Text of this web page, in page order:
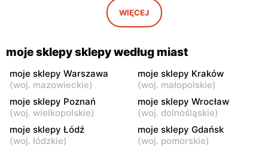
Iwaniska, ul. Ujazdowska 5 Bogoria, ul. Rynek 30
Gorzyce, ul. Szkolna 44 Grębów, ul. Wydrza 180
moje sklepy
Jadachy, ul. Jadachy 111
moje sklepy
Jeżowe, ul. Zalesie 77
moje sklepy
Kazimierza Wielka, ul.
Kolejowa 15
moje sklepy
Kamień, ul. Błonie 23
WIĘCEJ
moje sklepy sklepy według miast
moje sklepy Warszawa
(woj. mazowieckie)
moje sklepy Kraków
(woj. małopolskie)
moje sklepy Poznań
(woj. wielkopolskie)
moje sklepy Wrocław
(woj. dolnośląskie)
moje sklepy Łódź
(woj. łódzkie)
moje sklepy Gdańsk
(woj. pomorskie)